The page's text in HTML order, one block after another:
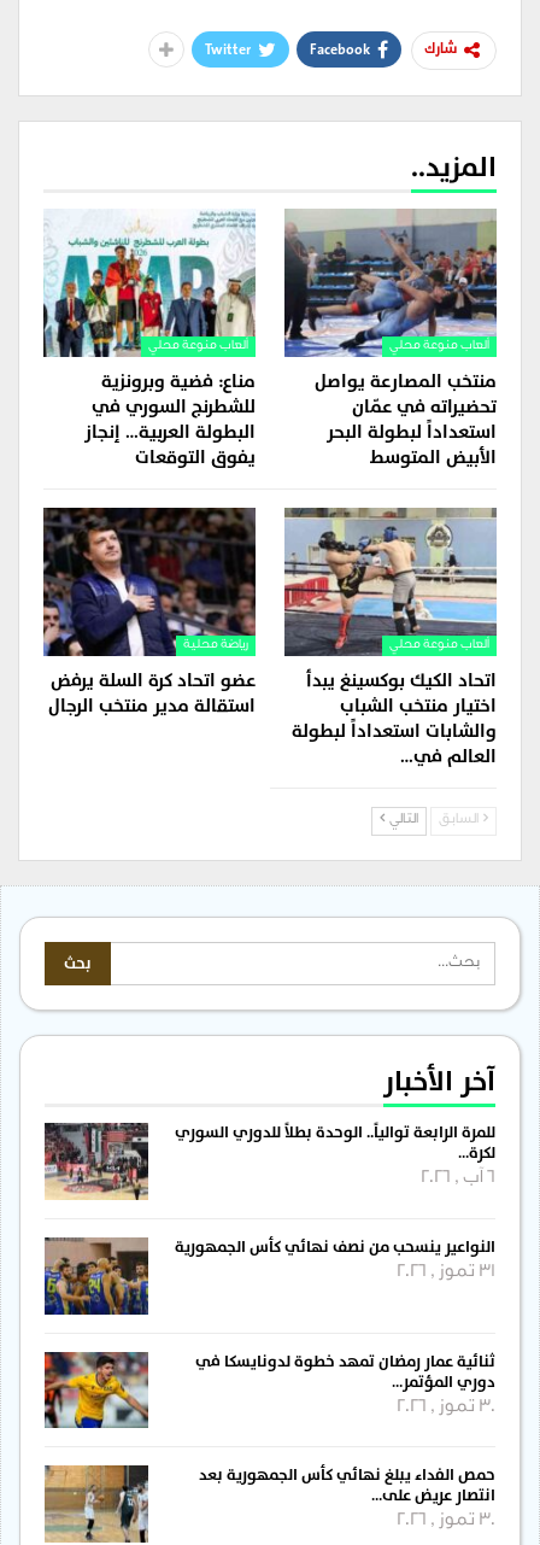
شارك Facebook
Twitter
المزيد..
ألعاب منوعة محلي
منتخب المصارعة يواصل
تحضيراته في عمّان
استعداداً لبطولة البحر
الأبيض المتوسط
ألعاب منوعة محلي
مناع: فضية وبرونزية
للشطرنج السوري في
البطولة العربية… إنجاز
يفوق التوقعات
ألعاب منوعة محلي
اتحاد الكيك بوكسينغ يبدأ
اختيار منتخب الشباب
والشابات استعداداً لبطولة
العالم في…
رياضة محلية
عضو اتحاد كرة السلة يرفض
استقالة مدير منتخب الرجال
السابق التالي
آخر الأخبار
للمرة الرابعة توالياً.. الوحدة بطلاً للدوري السوري
لكرة…
النواعير ينسحب من نصف نهائي كأس الجمهورية
31 تموز , 2026
ثنائية عمار رمضان تمهد خطوة لدونايسكا في
دوري المؤتمر…
30 تموز , 2026
حمص الفداء يبلغ نهائي كأس الجمهورية بعد
انتصار عريض على…
30 تموز , 2026